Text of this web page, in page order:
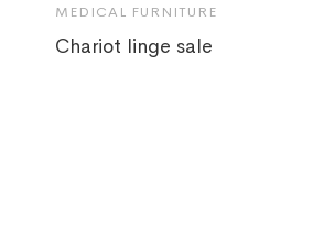
MEDICAL FURNITURE
Chariot linge sale